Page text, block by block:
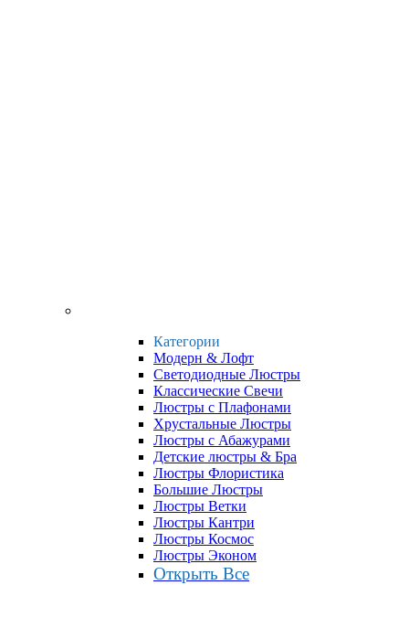
Категории
Модерн & Лофт
Светодиодные Люстры
Классические Свечи
Люстры с Плафонами
Хрустальные Люстры
Люстры с Абажурами
Детские люстры & Бра
Люстры Флористика
Большие Люстры
Люстры Ветки
Люстры Кантри
Люстры Космос
Люстры Эконом
Открыть Все